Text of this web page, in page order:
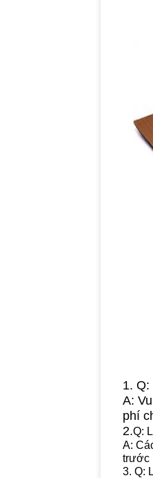
1.
A:
phí
2.Q:
A:
trước
3. Q: